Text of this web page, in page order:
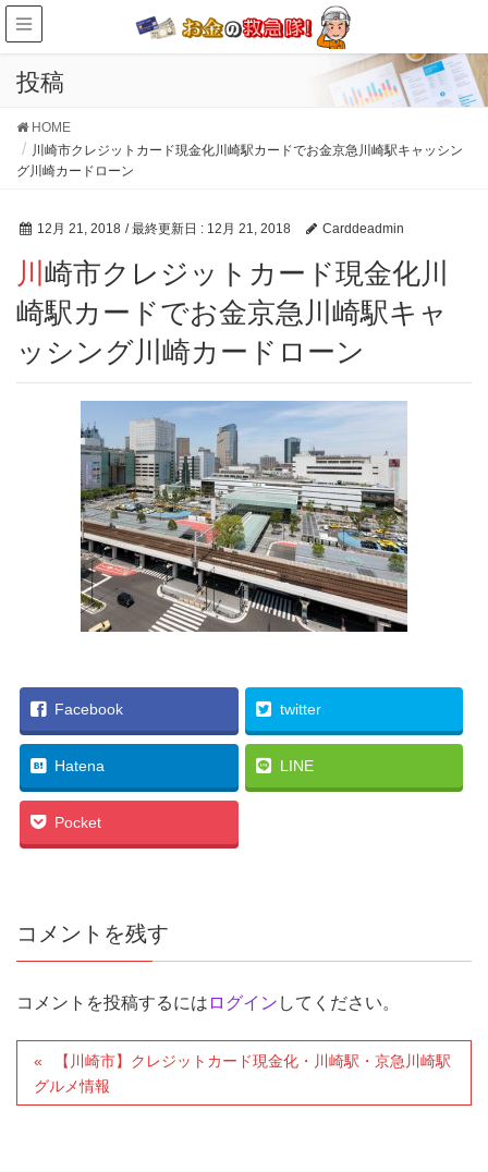
投稿
HOME
川崎市クレジットカード現金化川崎駅カードでお金京急川崎駅キャッシン
グ川崎カードローン
12月 21, 2018 / 最終更新日 : 12月 21, 2018 Carddeadmin
川崎市クレジットカード現金化川
崎駅カードでお金京急川崎駅キャ
ッシング川崎カードローン
Facebook twitter
Hatena LINE
Pocket
コメントを残す
コメントを投稿するには ログイン してください。
【川崎市】クレジットカード現金化・川崎駅・京急川崎駅
グルメ情報